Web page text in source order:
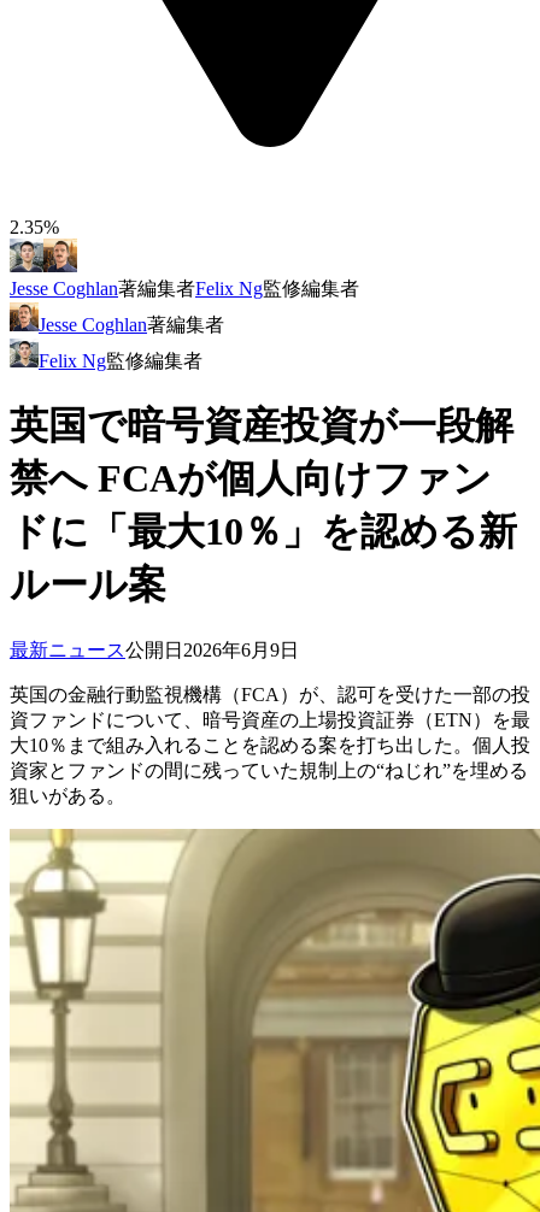
2.35%
Jesse Coghlan著編集者Felix Ng監修編集者
Jesse Coghlan著編集者
Felix Ng監修編集者
英国で暗号資産投資が一段解
禁へ FCAが個人向けファン
ドに「最大10％」を認める新
ルール案
最新ニュース公開日 2026年6月9日
英国の金融行動監視機構（FCA）が、認可を受けた一部の投
資ファンドについて、暗号資産の上場投資証券（ETN）を最
大10％まで組み入れることを認める案を打ち出した。個人投
資家とファンドの間に残っていた規制上の“ねじれ”を埋める
狙いがある。